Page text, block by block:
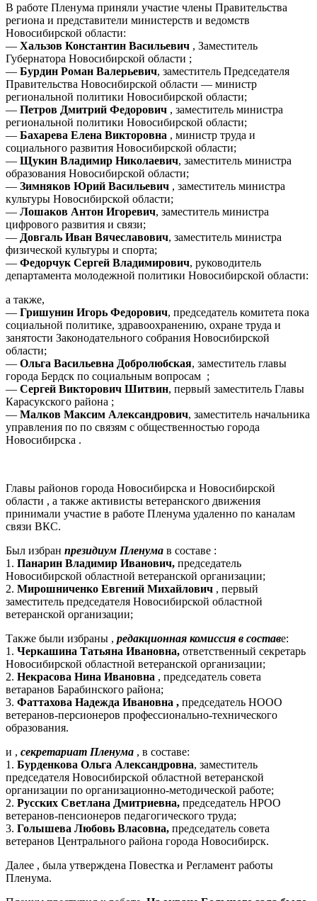
В работе Пленума приняли участие члены Правительства
региона и представители министерств и ведомств
Новосибирской области:
— Хальзов Константин Васильевич , Заместитель
Губернатора Новосибирской области ;
— Бурдин Роман Валерьевич, заместитель Председателя
Правительства Новосибирской области — министр
региональной политики Новосибирской области;
— Петров Дмитрий Федорович , заместитель министра
региональной политики Новосибирской области;
— Бахарева Елена Викторовна , министр труда и
социального развития Новосибирской области;
— Щукин Владимир Николаевич, заместитель министра
образования Новосибирской области;
— Зимняков Юрий Васильевич , заместитель министра
культуры Новосибирской области;
— Лошаков Антон Игоревич, заместитель министра
цифрового развития и связи;
— Довгаль Иван Вячеславович, заместитель министра
физической культуры и спорта;
— Федорчук Сергей Владимирович, руководитель
департамента молодежной политики Новосибирской области:
а также,
— Гришунин Игорь Федорович, председатель комитета пока
социальной политике, здравоохранению, охране труда и
занятости Законодательного собрания Новосибирской
области;
— Ольга Васильевна Добролюбская, заместитель главы
города Бердск по социальным вопросам ;
— Сергей Викторович Шитвин, первый заместитель Главы
Карасукского района ;
— Малков Максим Александрович, заместитель начальника
управления по по связям с общественностью города
Новосибирска .
Главы районов города Новосибирска и Новосибирской
области , а также активисты ветеранского движения
принимали участие в работе Пленума удаленно по каналам
связи ВКС.
Был избран президиум Пленума в составе :
1. Панарин Владимир Иванович, председатель
Новосибирской областной ветеранской организации;
2. Мирошниченко Евгений Михайлович , первый
заместитель председателя Новосибирской областной
ветеранской организации;
Также были избраны , редакционная комиссия в составе:
1. Черкашина Татьяна Ивановна, ответственный секретарь
Новосибирской областной ветеранской организации;
2. Некрасова Нина Ивановна , председатель совета
ветаранов Барабинского района;
3. Фаттахова Надежда Ивановна , председатель НООО
ветеранов-персионеров профессионально-технического
образования.
и , секретариат Пленума , в составе:
1. Бурденкова Ольга Александровна, заместитель
председателя Новосибирской областной ветеранской
организации по организационно-методической работе;
2. Русских Светлана Дмитриевна, председатель НРОО
ветеранов-пенсионеров педагогического труда;
3. Голышева Любовь Власовна, председатель совета
ветеранов Центрального района города Новосибирск.
Далее , была утверждена Повестка и Регламент работы
Пленума.